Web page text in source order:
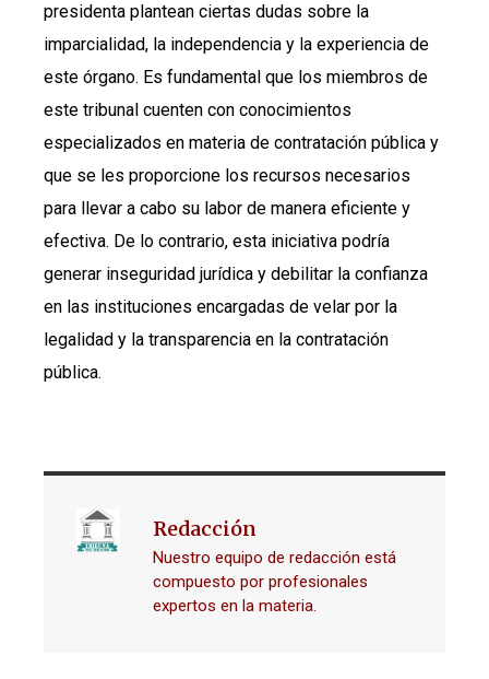
presidenta plantean ciertas dudas sobre la
imparcialidad, la independencia y la experiencia de
este órgano. Es fundamental que los miembros de
este tribunal cuenten con conocimientos
especializados en materia de contratación pública y
que se les proporcione los recursos necesarios
para llevar a cabo su labor de manera eficiente y
efectiva. De lo contrario, esta iniciativa podría
generar inseguridad jurídica y debilitar la confianza
en las instituciones encargadas de velar por la
legalidad y la transparencia en la contratación
pública.
Redacción
Nuestro equipo de redacción está
compuesto por profesionales
expertos en la materia.